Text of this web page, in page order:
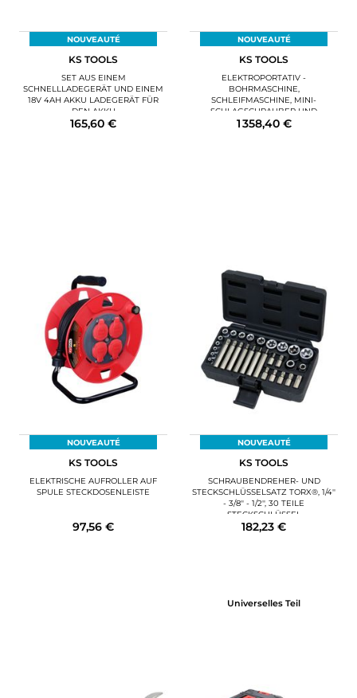
NOUVEAUTÉ
KS TOOLS
SET AUS EINEM
SCHNELLLADEGERÄT UND EINEM
18V 4AH AKKU LADEGERÄT FÜR
DEN AKKU
165,60 €
NOUVEAUTÉ
KS TOOLS
ELEKTROPORTATIV -
BOHRMASCHINE,
SCHLEIFMASCHINE, MINI-
SCHLAGSCHRAUBER UND
ZUBEHÖR WERKZEUGSET
1 358,40 €
NOUVEAUTÉ
KS TOOLS
ELEKTRISCHE AUFROLLER AUF
SPULE STECKDOSENLEISTE
97,56 €
NOUVEAUTÉ
KS TOOLS
SCHRAUBENDREHER- UND
STECKSCHLÜSSELSATZ TORX®, 1/4''
- 3/8'' - 1/2'', 30 TEILE
STECKSCHLÜSSEL
182,23 €
Universelles Teil